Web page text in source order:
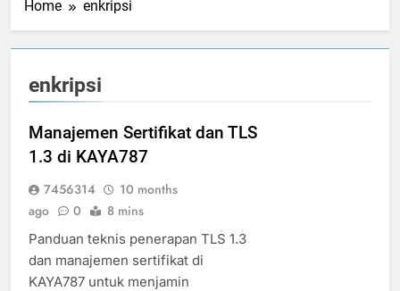
Home enkripsi
enkripsi
Manajemen Sertifikat dan TLS
1.3 di KAYA787
7456314
10 months
ago
0 8 mins
Panduan teknis penerapan TLS 1.3
dan manajemen sertifikat di
KAYA787 untuk menjamin